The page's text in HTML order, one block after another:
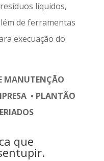
líquidos,
de ferramentas
execuação do
MANUTENÇÃO
• PLANTÃO
que